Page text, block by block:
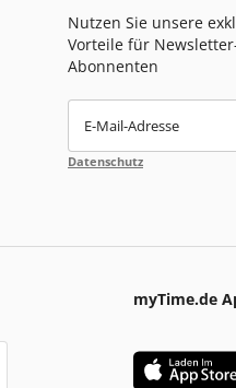
Nutzen Sie unsere
Vorteile für
Abonnenten
E-Mail-Adresse
Datenschutz
myTime.de